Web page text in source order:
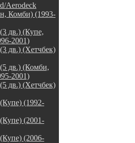
Аerodeck
Комби) (1993-
дв.) (Купе,
2001)
дв.) (Хетчбек)
дв.) (Комби,
2001)
дв.) (Хетчбек)
(1992-
(2001-
(2006-